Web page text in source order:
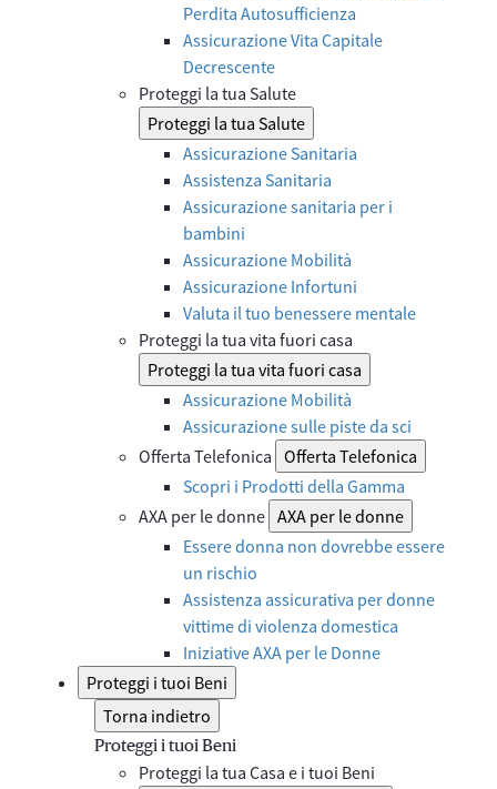
Perdita Autosufficienza
Assicurazione Vita Capitale
Decrescente
Proteggi la tua Salute
Proteggi la tua Salute
Assicurazione Sanitaria
Assistenza Sanitaria
Assicurazione sanitaria per i
bambini
Assicurazione Mobilità
Assicurazione Infortuni
Valuta il tuo benessere mentale
Proteggi la tua vita fuori casa
Proteggi la tua vita fuori casa
Assicurazione Mobilità
Assicurazione sulle piste da sci
Offerta Telefonica Offerta Telefonica
Scopri i Prodotti della Gamma
AXA per le donne AXA per le donne
Essere donna non dovrebbe essere
un rischio
Assistenza assicurativa per donne
vittime di violenza domestica
Iniziative AXA per le Donne
Proteggi i tuoi Beni
Torna indietro
Proteggi i tuoi Beni
Proteggi la tua Casa e i tuoi Beni